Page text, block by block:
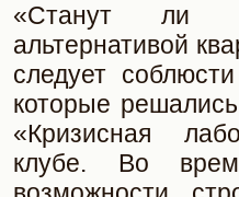
«Станут ли
альтернативой
следует
которые
«Кризисная
клубе. Во